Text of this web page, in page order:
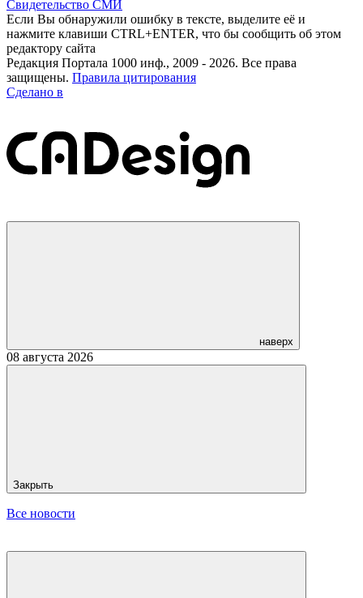
Свидетельство СМИ
Если Вы обнаружили ошибку в тексте, выделите её и
нажмите клавиши CTRL+ENTER, что бы сообщить об этом
редактору сайта
Редакция Портала 1000 инф., 2009 - 2026. Все права
защищены. Правила цитирования
Сделано в
наверх
08 августа 2026
Закрыть
Все новости